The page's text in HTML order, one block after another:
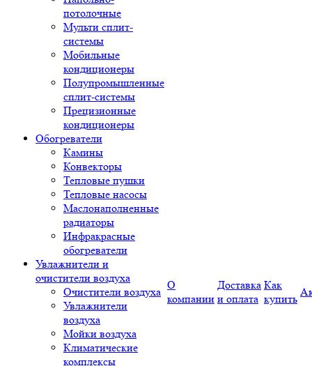
потолочные
Мульти сплит-
системы
Мобильные
кондиционеры
Полупромышленные
сплит-системы
Прецизионные
кондиционеры
Обогреватели
Камины
Конвекторы
Тепловые пушки
Тепловые насосы
Маслонаполненные
радиаторы
Инфракрасные
обогреватели
Увлажнители и
очистители воздуха
Очистители воздуха
Увлажнители
воздуха
Мойки воздуха
Климатические
комплексы
О
компании
Доставка
и оплата
Как
купить